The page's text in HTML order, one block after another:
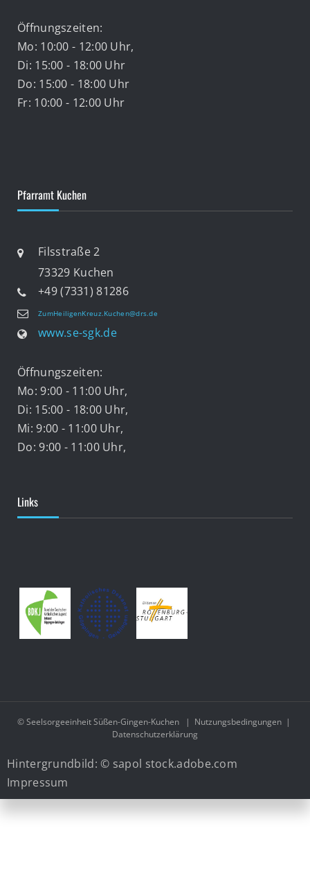
Öffnungszeiten:
Mo: 10:00 - 12:00 Uhr,
Di: 15:00 - 18:00 Uhr
Do: 15:00 - 18:00 Uhr
Fr: 10:00 - 12:00 Uhr
Pfarramt Kuchen
Filsstraße 2
73329 Kuchen
+49 (7331) 81286
ZumHeiligenKreuz.Kuchen@drs.de
www.se-sgk.de
Öffnungszeiten:
Mo: 9:00 - 11:00 Uhr,
Di: 15:00 - 18:00 Uhr,
Mi: 9:00 - 11:00 Uhr,
Do: 9:00 - 11:00 Uhr,
Links
© Seelsorgeeinheit Süßen-Gingen-Kuchen | Nutzungsbedingungen |
Datenschutzerklärung
Hintergrundbild: © sapol stock.adobe.com
Impressum